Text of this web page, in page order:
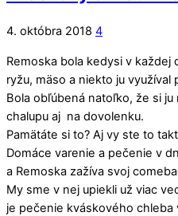
4. októbra 2018 4
Remoska bola kedysi v každej
ryžu, mäso a niekto ju
Bola obľúbená natoľko, že si
chalupu aj na dovolenku.
Pamätáte si to? Aj vy ste to
Domáce varenie a pečenie v
a Remoska zažíva svoj
My sme v nej upiekli už viac
je pečenie kváskového